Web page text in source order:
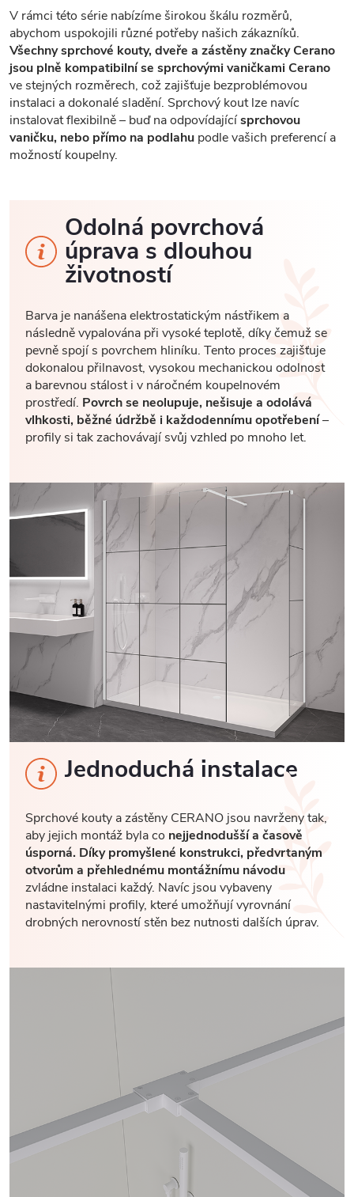
V rámci této série nabízíme širokou škálu rozměrů,
abychom uspokojili různé potřeby našich zákazníků.
Všechny sprchové kouty, dveře a zástěny značky Cerano
jsou plně kompatibilní se sprchovými vaničkami Cerano
ve stejných rozměrech, což zajišťuje bezproblémovou
instalaci a dokonalé sladění. Sprchový kout lze navíc
instalovat flexibilně – buď na odpovídajícísprchovou
vaničku, nebo přímo na podlahu podle vašich preferencí a
možností koupelny.
Odolná povrchová
úprava s dlouhou
životností
Barva je nanášena elektrostatickým nástřikem a
následně vypalována při vysoké teplotě, díky čemuž se
pevně spojí s povrchem hliníku. Tento proces zajišťuje
dokonalou přilnavost, vysokou mechanickou odolnost
a barevnou stálost i v náročném koupelnovém
prostředí. Povrch se neolupuje, nešisuje a odolává
vlhkosti, běžné údržbě i každodennímu opotřebení–
profily si tak zachovávají svůj vzhled po mnoho let.
Jednoduchá instalace
Sprchové kouty a zástěny CERANO jsou navrženy tak,
aby jejich montáž byla co nejjednodušší a časově
úsporná. Díky promyšlené konstrukci, předvrtaným
otvorům a přehlednému montážnímu návodu
zvládne instalaci každý. Navíc jsou vybaveny
nastavitelnými profily, které umožňují vyrovnání
drobných nerovností stěn bez nutnosti dalších úprav.